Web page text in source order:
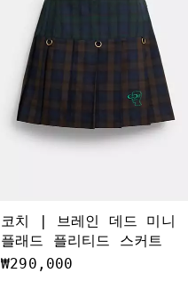
코치 | 브레인 데드 미니
플래드 플리티드 스커트
₩290,000